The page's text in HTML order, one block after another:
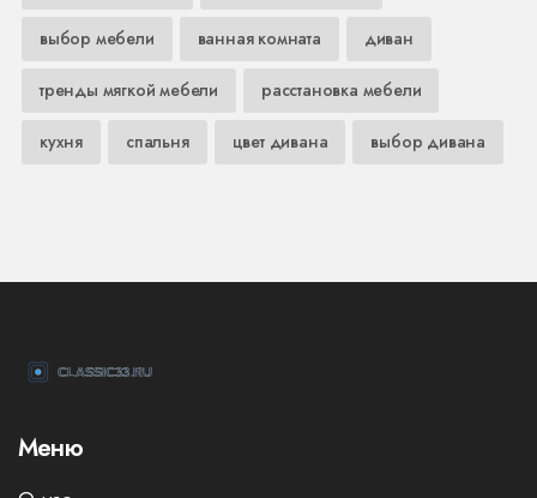
выбор мебели ванная комната диван
тренды мягкой мебели расстановка мебели
кухня спальня цвет дивана выбор дивана
Меню